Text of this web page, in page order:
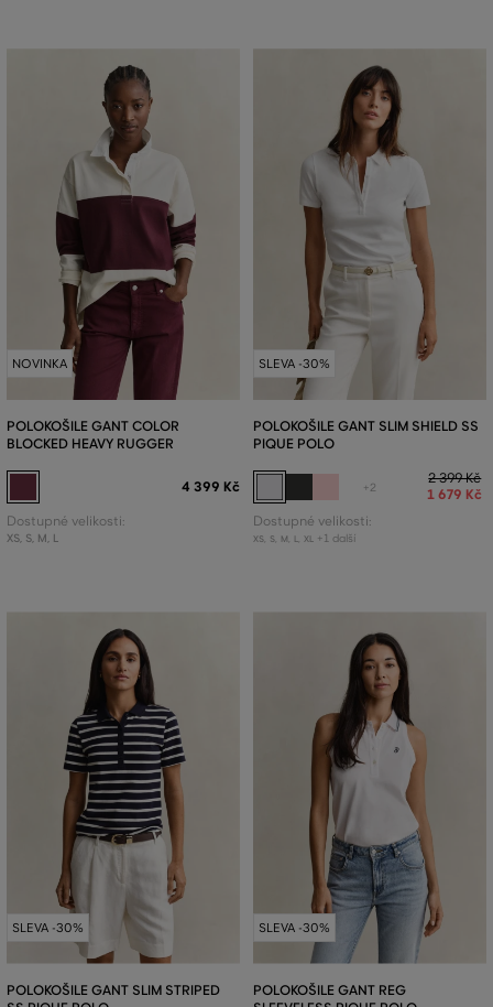
NOVINKA
POLOKOŠILE GANT COLOR
BLOCKED HEAVY RUGGER
4 399 Kč
Dostupné velikosti:
XS, S, M, L
SLEVA -30%
POLOKOŠILE GANT SLIM SHIELD SS
PIQUE POLO
+2
2 399 Kč
1 679 Kč
Dostupné velikosti:
XS, S, M L XL +1 další
SLEVA -30%
POLOKOŠILE GANT SLIM STRIPED
SLEVA -30%
POLOKOŠILE GANT REG